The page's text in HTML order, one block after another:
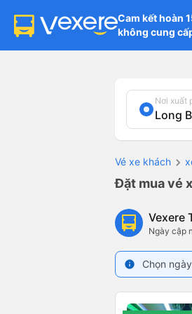
Cam kết hoàn
không cung
Nơi xuất
Vé xe khách
Đặt mua vé
Vexere
Ngày cập
info Chọn